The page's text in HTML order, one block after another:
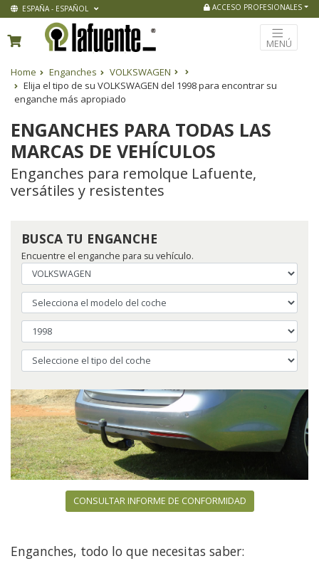
ESPAÑA - ESPAÑOL ACCESO PROFESIONALES
MENÚ
Home Enganches
VOLKSWAGEN
Elija el tipo de su VOLKSWAGEN del 1998 para encontrar su
enganche más apropiado
ENGANCHES PARA TODAS LAS
MARCAS DE VEHÍCULOS
Enganches para remolque Lafuente,
versátiles y resistentes
BUSCA TU ENGANCHE
Encuentre el enganche para su vehículo.
CONSULTAR INFORME DE CONFORMIDAD
Enganches, todo lo que necesitas saber: